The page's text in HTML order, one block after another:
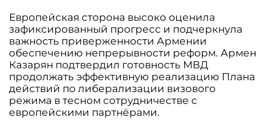
Европейская сторона высоко оценила
зафиксированный прогресс и подчеркнула
важность приверженности Армении
обеспечению непрерывности реформ. Армен
Казарян подтвердил готовность МВД
продолжать эффективную реализацию Плана
действий по либерализации визового
режима в тесном сотрудничестве с
европейскими партнёрами.